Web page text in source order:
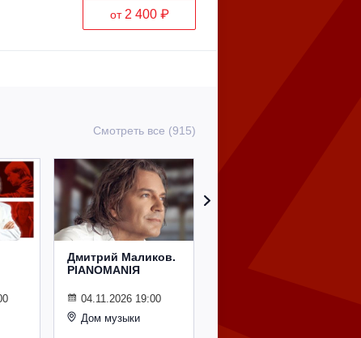
от 2 400 ₽
Смотреть все (915)
Дмитрий Маликов.
PIANOMANIЯ
04.11.2026 19:00
Дом музыки